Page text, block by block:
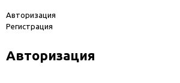
Авторизация
Регистрация
Авторизация